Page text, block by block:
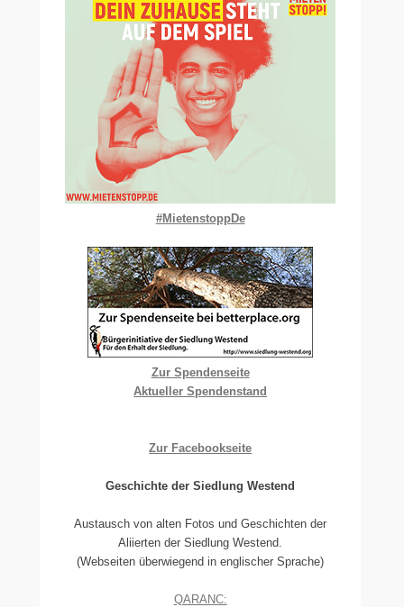
#MietenstoppDe
Zur Spendenseite
Aktueller Spendenstand
Zur Facebookseite
Geschichte der Siedlung Westend
Austausch von alten Fotos und Geschichten der
Aliierten der Siedlung Westend.
(Webseiten überwiegend in englischer Sprache)
QARANC: